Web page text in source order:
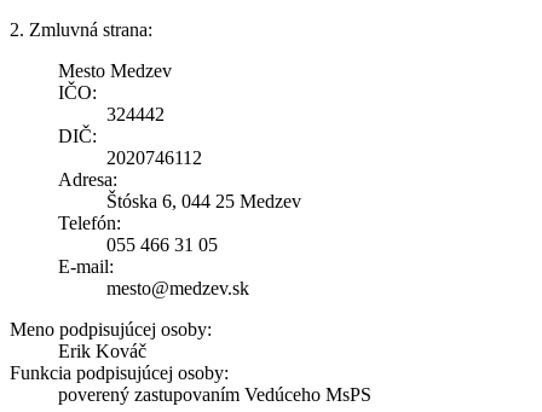
2. Zmluvná strana:
Mesto Medzev
IČO:
324442
DIČ:
2020746112
Adresa:
Štóska 6, 044 25 Medzev
Telefón:
055 466 31 05
E-mail:
mesto@medzev.sk
Meno podpisujúcej osoby:
Erik Kováč
Funkcia podpisujúcej osoby:
poverený zastupovaním Vedúceho MsPS